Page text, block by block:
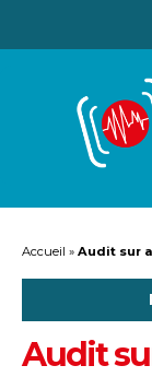
Accueil » Audit sur
Audit